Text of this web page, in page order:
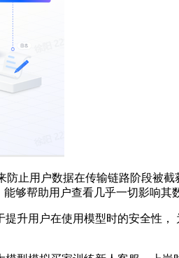
用户数据在传输链路阶段被截
够帮助用户查看几乎一切影响其
用户在使用模型时的安全性，